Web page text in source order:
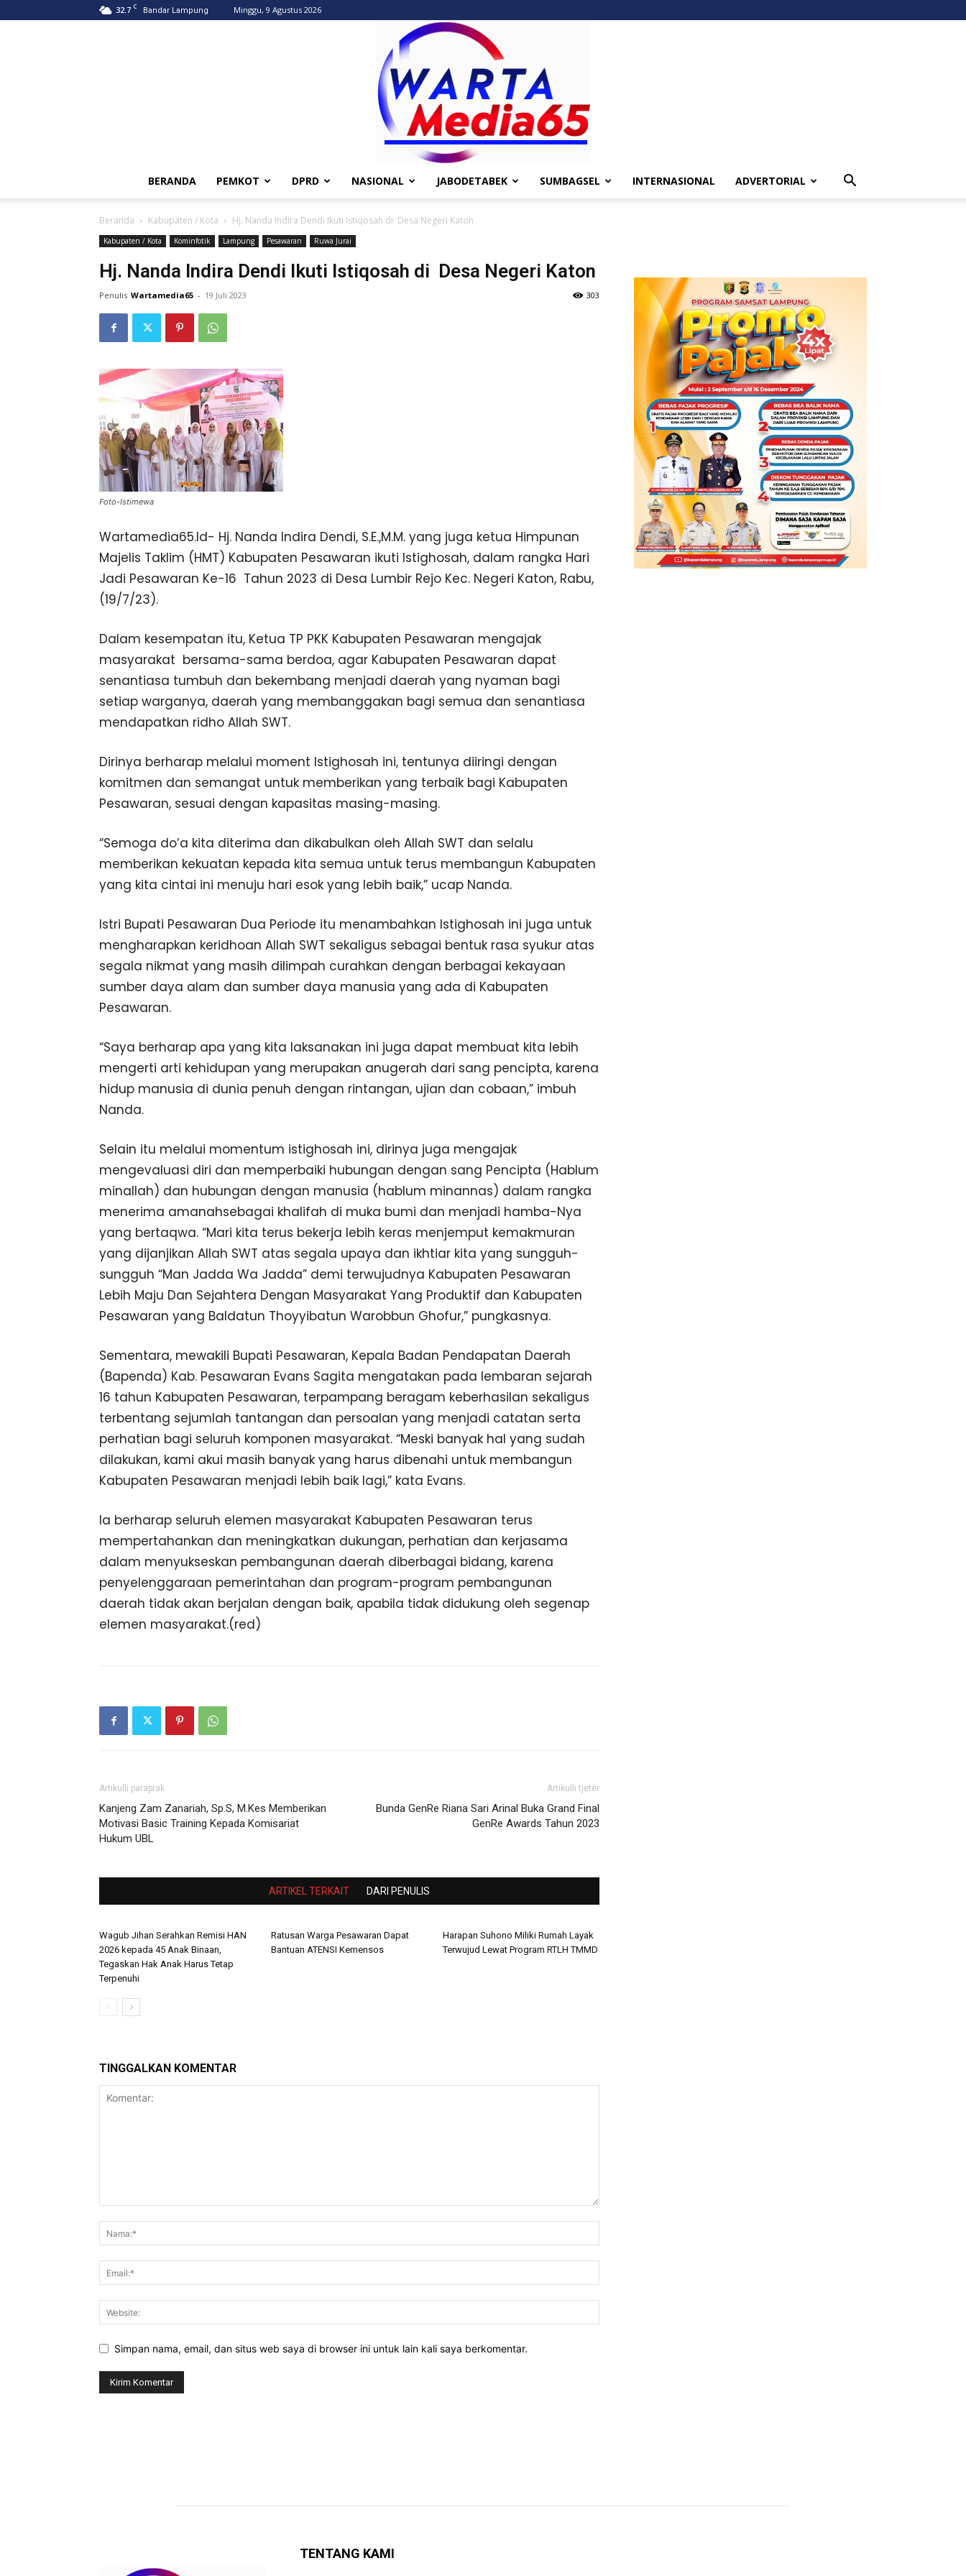
32.7 C Bandar Lampung Minggu, 9 Agustus 2026
BERANDA PEMKOT DPRD NASIONAL JABODETABEK SUMBAGSEL INTERNASIONAL ADVERTORIAL
Beranda Kabupaten / Kota Hj. Nanda Indira Dendi Ikuti Istiqosah di Desa Negeri Katon
Kabupaten / Kota Kominfotik Lampung Pesawaran Ruwa Jurai
Hj. Nanda Indira Dendi Ikuti Istiqosah di Desa Negeri Katon
Penulis Wartamedia65 - 19 Juli 2023 303
Foto-Istimewa
Wartamedia65.Id- Hj. Nanda Indira Dendi, S.E.,M.M. yang juga ketua Himpunan
Majelis Taklim (HMT) Kabupaten Pesawaran ikuti Istighosah, dalam rangka Hari
Jadi Pesawaran Ke-16 Tahun 2023 di Desa Lumbir Rejo Kec. Negeri Katon, Rabu,
(19/7/23).
Dalam kesempatan itu, Ketua TP PKK Kabupaten Pesawaran mengajak
masyarakat bersama-sama berdoa, agar Kabupaten Pesawaran dapat
senantiasa tumbuh dan bekembang menjadi daerah yang nyaman bagi
setiap warganya, daerah yang membanggakan bagi semua dan senantiasa
mendapatkan ridho Allah SWT.
Dirinya berharap melalui moment Istighosah ini, tentunya diiringi dengan
komitmen dan semangat untuk memberikan yang terbaik bagi Kabupaten
Pesawaran, sesuai dengan kapasitas masing-masing.
“Semoga do’a kita diterima dan dikabulkan oleh Allah SWT dan selalu
memberikan kekuatan kepada kita semua untuk terus membangun Kabupaten
yang kita cintai ini menuju hari esok yang lebih baik,” ucap Nanda.
Istri Bupati Pesawaran Dua Periode itu menambahkan Istighosah ini juga untuk
mengharapkan keridhoan Allah SWT sekaligus sebagai bentuk rasa syukur atas
segala nikmat yang masih dilimpah curahkan dengan berbagai kekayaan
sumber daya alam dan sumber daya manusia yang ada di Kabupaten
Pesawaran.
“Saya berharap apa yang kita laksanakan ini juga dapat membuat kita lebih
mengerti arti kehidupan yang merupakan anugerah dari sang pencipta, karena
hidup manusia di dunia penuh dengan rintangan, ujian dan cobaan,” imbuh
Nanda.
Selain itu melalui momentum istighosah ini, dirinya juga mengajak
mengevaluasi diri dan memperbaiki hubungan dengan sang Pencipta (Hablum
minallah) dan hubungan dengan manusia (hablum minannas) dalam rangka
menerima amanahsebagai khalifah di muka bumi dan menjadi hamba-Nya
yang bertaqwa. “Mari kita terus bekerja lebih keras menjemput kemakmuran
yang dijanjikan Allah SWT atas segala upaya dan ikhtiar kita yang sungguh-
sungguh “Man Jadda Wa Jadda” demi terwujudnya Kabupaten Pesawaran
Lebih Maju Dan Sejahtera Dengan Masyarakat Yang Produktif dan Kabupaten
Pesawaran yang Baldatun Thoyyibatun Warobbun Ghofur,” pungkasnya.
Sementara, mewakili Bupati Pesawaran, Kepala Badan Pendapatan Daerah
(Bapenda) Kab. Pesawaran Evans Sagita mengatakan pada lembaran sejarah
16 tahun Kabupaten Pesawaran, terpampang beragam keberhasilan sekaligus
terbentang sejumlah tantangan dan persoalan yang menjadi catatan serta
perhatian bagi seluruh komponen masyarakat. “Meski banyak hal yang sudah
dilakukan, kami akui masih banyak yang harus dibenahi untuk membangun
Kabupaten Pesawaran menjadi lebih baik lagi,” kata Evans.
Ia berharap seluruh elemen masyarakat Kabupaten Pesawaran terus
mempertahankan dan meningkatkan dukungan, perhatian dan kerjasama
dalam menyukseskan pembangunan daerah diberbagai bidang, karena
penyelenggaraan pemerintahan dan program-program pembangunan
daerah tidak akan berjalan dengan baik, apabila tidak didukung oleh segenap
elemen masyarakat.(red)
Artikulli paraprak
Kanjeng Zam Zanariah, Sp.S, M.Kes Memberikan
Motivasi Basic Training Kepada Komisariat
Hukum UBL
Artikulli tjetër
Bunda GenRe Riana Sari Arinal Buka Grand Final
GenRe Awards Tahun 2023
ARTIKEL TERKAIT DARI PENULIS
Wagub Jihan Serahkan Remisi HAN
2026 kepada 45 Anak Binaan,
Tegaskan Hak Anak Harus Tetap
Terpenuhi
Ratusan Warga Pesawaran Dapat
Bantuan ATENSI Kemensos
Harapan Suhono Miliki Rumah Layak
Terwujud Lewat Program RTLH TMMD
TINGGALKAN KOMENTAR
Simpan nama, email, dan situs web saya di browser ini untuk lain kali saya berkomentar.
TENTANG KAMI